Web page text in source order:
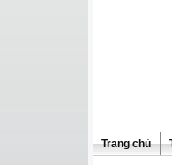
Trang chủ